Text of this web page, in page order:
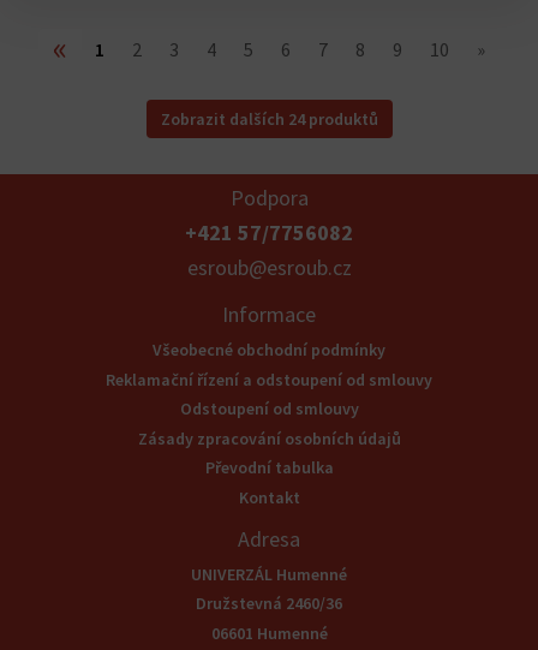
« 1 2 3 4 5 6 7 8 9 10 »
Zobrazit dalších 24 produktů
Podpora
+421 57/7756082
esroub@esroub.cz
Informace
Všeobecné obchodní podmínky
Reklamační řízení a odstoupení od smlouvy
Odstoupení od smlouvy
Zásady zpracování osobních údajů
Převodní tabulka
Kontakt
Adresa
UNIVERZÁL Humenné
Družstevná 2460/36
06601 Humenné